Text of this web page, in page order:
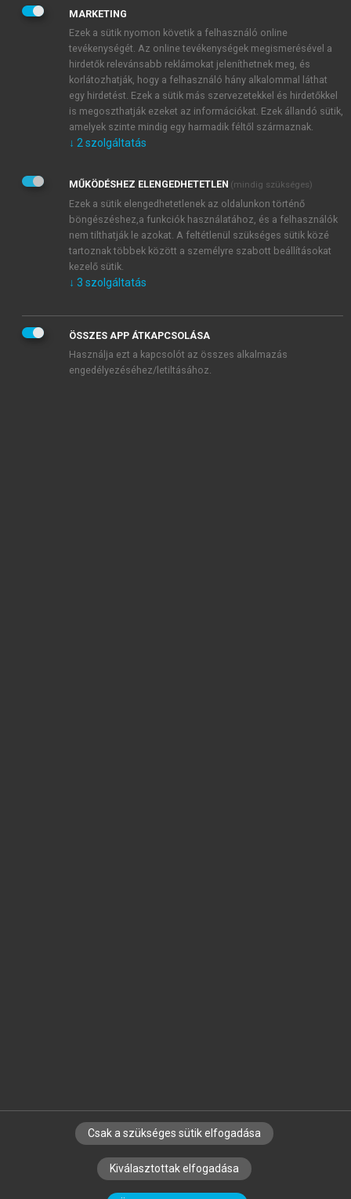
JELSZÓ
JELSZÓ ÚJRA
Kérek értesítést a MeRSZ újdonságairól, akcióiról.
Kérek értesítést az Akadémiai Kiadó Zrt. újdonságairól,
Adatkezelési tájékoztatóbanfoglaltakat tudomásul
veszem és elfogadom.
Általános vásárlási feltételeket, valamint a szotar.netés a
mersz.huoldalak licencszerződéseiben foglaltakat
tudomásul veszem és elfogadom.
KIPRÓBÁLOM
SZERZŐKNEK CÉGEKNEK KÖNYVTÁROSOKNAK
SZERKESZTÉSI ÉS LEKTORÁLÁSI ALAPELVEK
MARKETING
Ezek a sütik nyomon követik a felhasználó online
tevékenységét. Az online tevékenységek megismerésével a
hirdetők relevánsabb reklámokat jeleníthetnek meg, és
korlátozhatják, hogy a felhasználó hány alkalommal láthat
egy hirdetést. Ezek a sütik más szervezetekkel és hirdetőkkel
is megoszthatják ezeket az információkat. Ezek állandó sütik,
amelyek szinte mindig egy harmadik féltől származnak.
↓ 2 szolgáltatás
MŰKÖDÉSHEZ ELENGEDHETETLEN (mindig szükséges)
Ezek a sütik elengedhetetlenek az oldalunkon történő
böngészéshez,a funkciók használatához, és a felhasználók
nem tilthatják le azokat. A feltétlenül szükséges sütik közé
tartoznak többek között a személyre szabott beállításokat
kezelő sütik.
↓ 3 szolgáltatás
ÖSSZES APP ÁTKAPCSOLÁSA
Használja ezt a kapcsolót az összes alkalmazás
engedélyezéséhez/letiltásához.
Csak a szükséges sütik elfogadása
Kiválasztottak elfogadása